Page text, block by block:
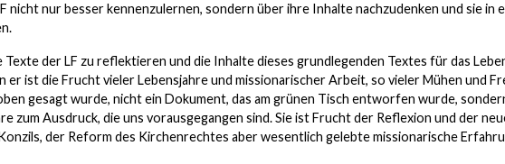
nicht nur besser kennenzulernen, sondern über ihre Inhalte nachzudenken und sie in
der LF zu reflektieren und die Inhalte dieses grundlegenden Textes für das
er ist die Frucht vieler Lebensjahre und missionarischer Arbeit, so vieler Mühen und
gesagt wurde, nicht ein Dokument, das am grünen Tisch entworfen wurde,
zum Ausdruck, die uns vorausgegangen sind. Sie ist Frucht der Reflexion und der
der Reform des Kirchenrechtes aber wesentlich gelebte missionarische